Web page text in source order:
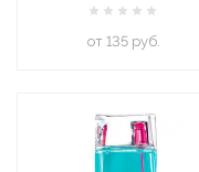
oт 135 руб.